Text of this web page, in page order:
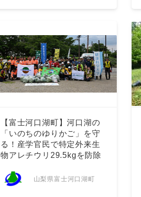
【富士河口湖町】河口湖の
「いのちのゆりかご」を守
る！産学官民で特定外来生
物アレチウリ29.5kgを防除
山梨県富士河口湖町